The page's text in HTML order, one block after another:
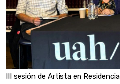
III sesión de Artista en Residencia